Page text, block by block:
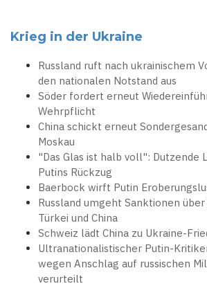
Krieg in der Ukraine
Russland ruft nach ukrainischem
den nationalen Notstand aus
Söder fordert erneut
Wehrpflicht
China schickt erneut
Moskau
"Das Glas ist halb voll": Dutzende
Putins Rückzug
Baerbock wirft Putin
Russland umgeht Sanktionen
Türkei und China
Schweiz lädt China zu Ukraine-
Ultranationalistischer Putin-
wegen Anschlag auf russischen
verurteilt